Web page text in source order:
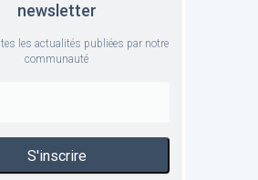
newsletter
les actualités publiées par notre
communauté
S'inscrire